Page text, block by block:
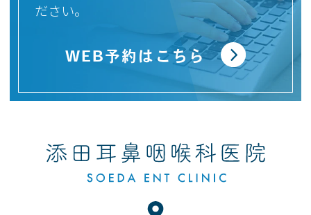
ださい。
WEB予約はこちら